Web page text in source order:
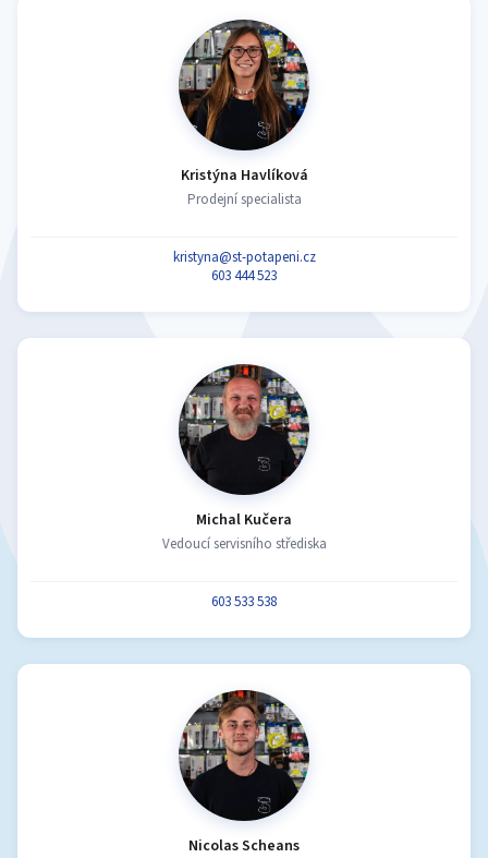
Kristýna Havlíková
Prodejní specialista
kristyna@st-potapeni.cz
603 444 523
Michal Kučera
Vedoucí servisního střediska
603 533 538
Nicolas Scheans